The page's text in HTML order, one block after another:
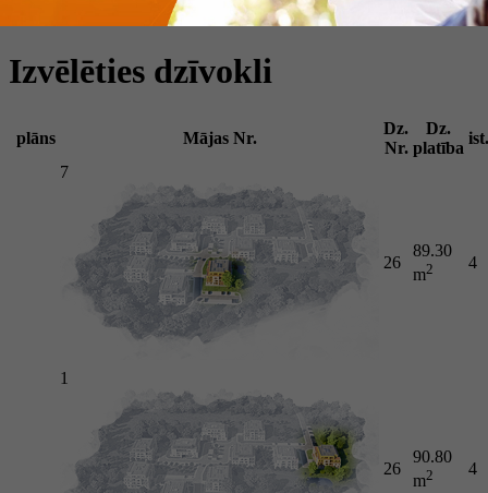
Izvēlēties dzīvokli
plāns Mājas Nr.
Dz.
Nr.
Dz.
platība
ist.
7
26
89.30
m2 4
1
26
90.80
m2 4